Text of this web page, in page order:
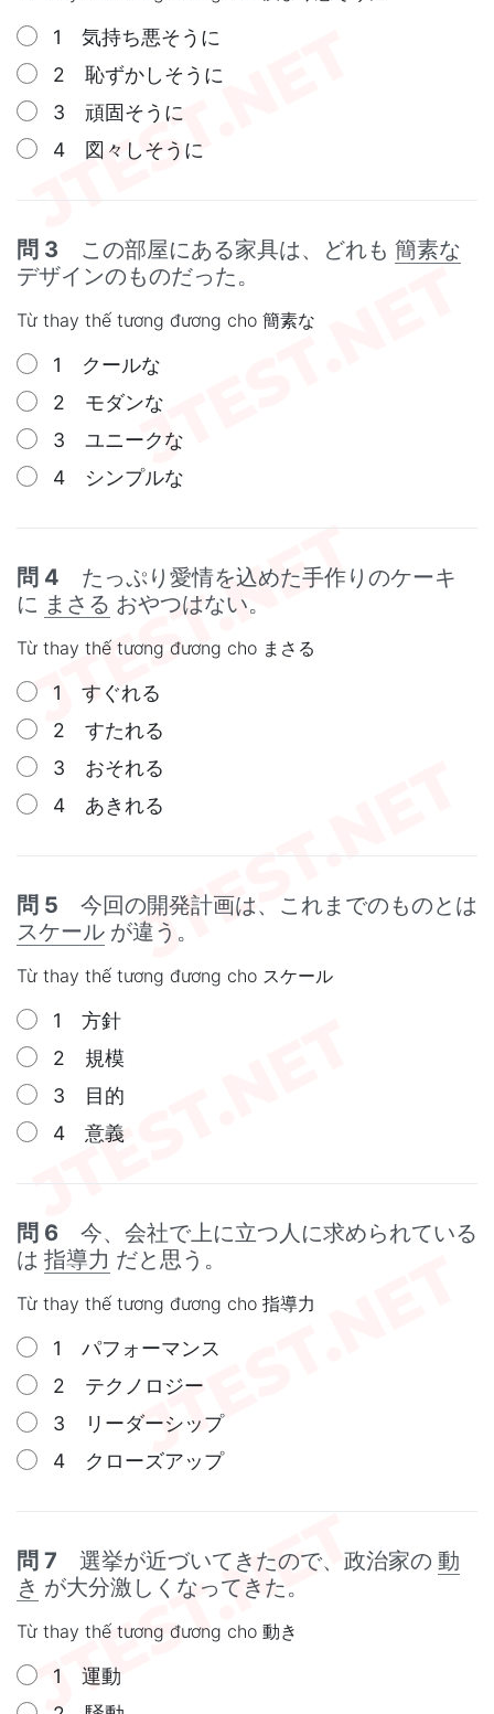
1 気持ち悪そうに
2 恥ずかしそうに
3 頑固そうに
4 図々しそうに
問 3 この部屋にある家具は、どれも 簡素な
デザインのものだった。
Từ thay thế tương đương cho 簡素な
1 クールな
2 モダンな
3 ユニークな
4 シンプルな
問 4 たっぷり愛情を込めた手作りのケーキ
に まさる おやつはない。
Từ thay thế tương đương cho まさる
1 すぐれる
2 すたれる
3 おそれる
4 あきれる
問 5 今回の開発計画は、これまでのものとは
スケール が違う。
Từ thay thế tương đương cho スケール
1 方針
2 規模
3 目的
4 意義
問 6 今、会社で上に立つ人に求められている
は 指導力 だと思う。
Từ thay thế tương đương cho 指導力
1 パフォーマンス
2 テクノロジー
3 リーダーシップ
4 クローズアップ
問 7 選挙が近づいてきたので、政治家の 動
き が大分激しくなってきた。
Từ thay thế tương đương cho 動き
1 運動